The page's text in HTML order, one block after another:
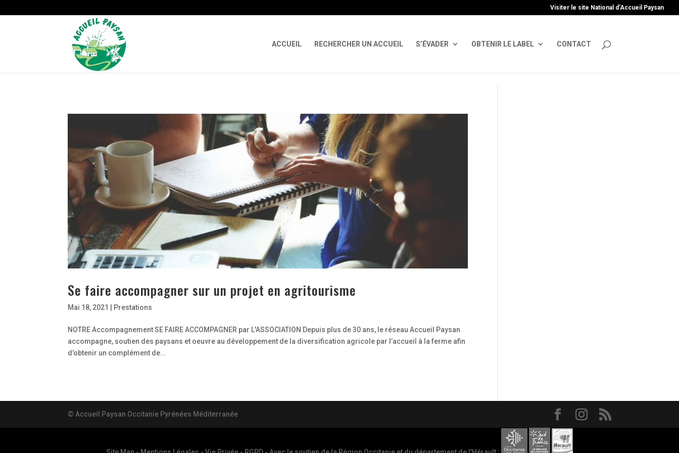
Visiter le site National d’Accueil Paysan
ACCUEIL RECHERCHER UN ACCUEIL S’ÉVADER OBTENIR LE LABEL CONTACT
Se faire accompagner sur un projet en agritourisme
Mai 18, 2021 Prestations
NOTRE Accompagnement SE FAIRE ACCOMPAGNER par L'ASSOCIATION Depuis plus de 30 ans, le réseau Accueil Paysan
accompagne, soutien des paysans et oeuvre au développement de la diversification agricole par l’accueil à la ferme afin
d’obtenir un complément de...
© Accueil Paysan Occitanie Pyrénées Méditerranée